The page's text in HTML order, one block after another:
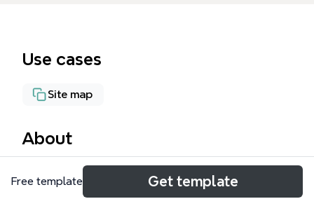
Use cases
Site map
About
O template 'SITE CLUB FITNESS' é um mapa mental
completo para academias, cobrindo 50 nós
Free template Get template